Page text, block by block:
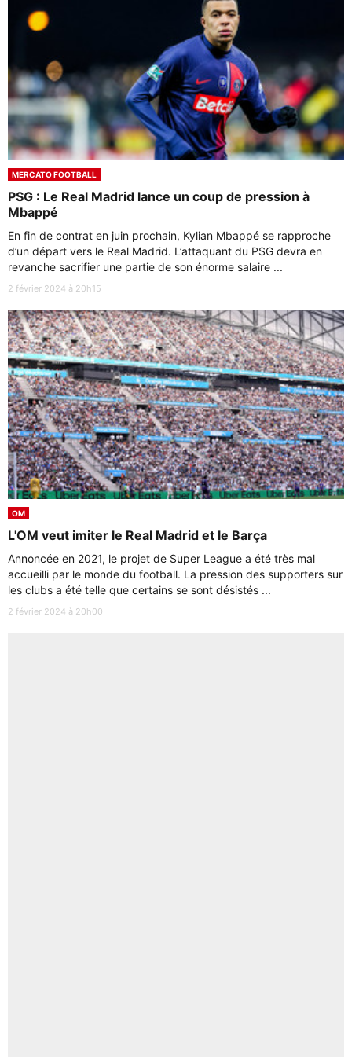
MERCATO FOOTBALL
PSG : Le Real Madrid lance un coup de pression à
Mbappé
En fin de contrat en juin prochain, Kylian Mbappé se rapproche
d’un départ vers le Real Madrid. L’attaquant du PSG devra en
revanche sacrifier une partie de son énorme salaire ...
2 février 2024 à 20h15
OM
L'OM veut imiter le Real Madrid et le Barça
Annoncée en 2021, le projet de Super League a été très mal
accueilli par le monde du football. La pression des supporters sur
les clubs a été telle que certains se sont désistés ...
2 février 2024 à 20h00